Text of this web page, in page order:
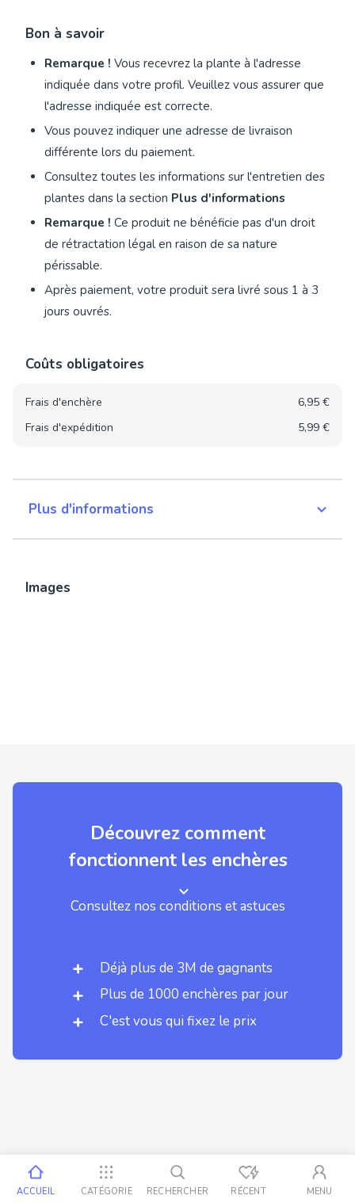
Bon à savoir
Remarque ! Vous recevrez la plante à l'adresse
indiquée dans votre profil. Veuillez vous assurer que
l'adresse indiquée est correcte.
Vous pouvez indiquer une adresse de livraison
différente lors du paiement.
Consultez toutes les informations sur l'entretien des
plantes dans la section Plus d'informations
Remarque ! Ce produit ne bénéficie pas d'un droit
de rétractation légal en raison de sa nature
périssable.
Après paiement, votre produit sera livré sous 1 à 3
jours ouvrés.
Coûts obligatoires
Frais d'enchère
6,95 €
Frais d'expédition
5,99 €
Plus d'informations
Images
Découvrez comment
fonctionnent les enchères
Consultez nos conditions et astuces
Déjà plus de 3M de gagnants
Plus de 1000 enchères par jour
C'est vous qui fixez le prix
ACCUEIL CATÉGORIE RECHERCHER RÉCENT MENU